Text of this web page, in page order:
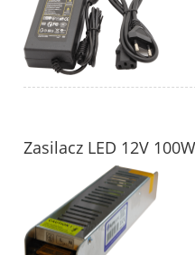
Zasilacz LED 12V